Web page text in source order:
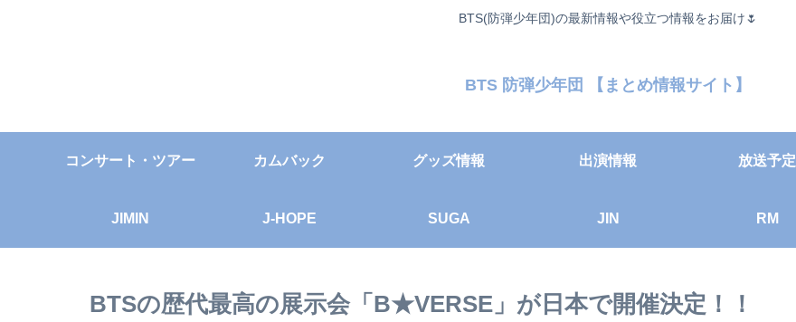
BTS(防弾少年団)の最新情報や役立つ情報をお届け🌷
BTS 防弾少年団 【まとめ情報サイト】
コンサート・ツアー カムバック グッズ情報 出演情報 放送予定
JIMIN J-HOPE SUGA JIN RM
BTSの歴代最高の展示会「B★VERSE」が日本で開催決定！！